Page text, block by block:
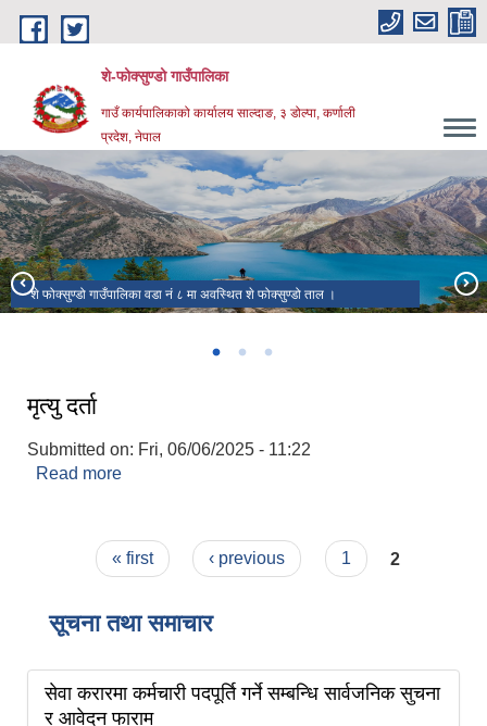
Skip to main content
शे-फोक्सुण्डो गाउँपालिका
गाउँ कार्यपालिकाको कार्यालय साल्दाङ, ३ डोल्पा, कर्णाली
प्रदेश, नेपाल
शे फोक्सुण्डो गाउँपालिका वडा नं ८ मा अवस्थित शे फोक्सुण्डो ताल ।
नेपालकै कान्छो गाउँको नामले परिचित सोन्दोर्यताले भरिपुर्ण एक सुन्दर कु गाउँ डोल्पा ।
मृत्यु दर्ता
Submitted on: Fri, 06/06/2025 - 11:22
Read more
Pages« first ‹ previous 1 2
सूचना तथा समाचार
सेवा करारमा कर्मचारी पदपूर्ति गर्ने सम्बन्धि सार्वजनिक सुचना
र आवेदन फाराम